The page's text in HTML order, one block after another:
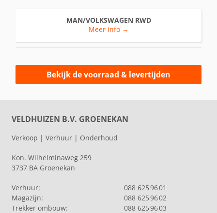
MAN/VOLKSWAGEN RWD
Meer info →
Bekijk de voorraad & levertijden
VELDHUIZEN B.V. GROENEKAN
Verkoop | Verhuur | Onderhoud
Kon. Wilhelminaweg 259
3737 BA Groenekan
Verhuur:
088 625 96 01
Magazijn:
088 625 96 02
Trekker ombouw:
088 625 96 03